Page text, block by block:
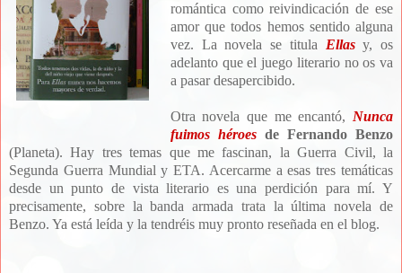
romántica como reivindicación de ese
amor que todos hemos sentido alguna
vez. La novela se titula Ellasy, os
adelanto que el juego literario no os va
a pasar desapercibido.
Otra novela que me encantó, Nunca
fuimos héroesde Fernando Benzo
(Planeta). Hay tres temas que me fascinan, la Guerra Civil, la
Segunda Guerra Mundial y ETA. Acercarme a esas tres temáticas
desde un punto de vista literario es una perdición para mí. Y
precisamente, sobre la banda armada trata la última novela de
Benzo. Ya está leída y la tendréis muy pronto reseñada en el blog.